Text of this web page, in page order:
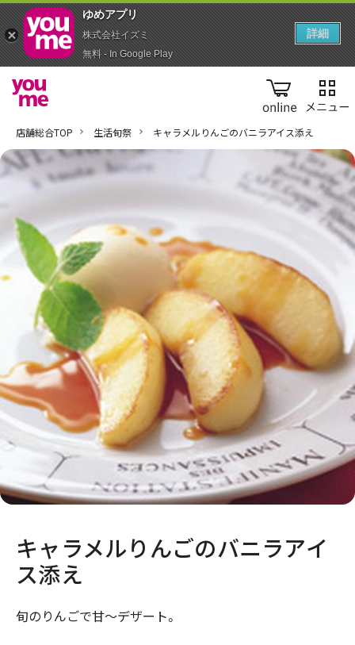
online
店舗総合TOP 生活旬祭 キャラメルりんごのバニラアイス添え
キャラメルりんごのバニラアイ
ス添え
旬のりんごで甘～デザート。
ゆめアプ‪リ‬
株式会社イズミ
無料 - In Google Play
詳細